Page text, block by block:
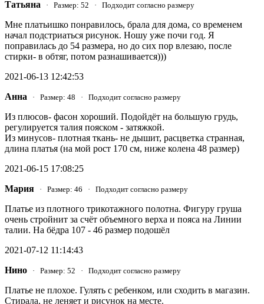
Татьяна · Размер: 52 · Подходит согласно размеру
Мне платьишко понравилось, брала для дома, со временем
начал подстриаться рисунок. Ношу уже почи год. Я
поправилась до 54 размера, но до сих пор влезаю, после
стирки- в обтяг, потом разнашивается)))
2021-06-13 12:42:53
Анна · Размер: 48 · Подходит согласно размеру
Из плюсов- фасон хороший. Подойдёт на большую грудь,
регулируется талия пояском - затяжкой.
Из минусов- плотная ткань- не дышит, расцветка странная,
длина платья (на мой рост 170 см, ниже колена 48 размер)
2021-06-15 17:08:25
Мария · Размер: 46 · Подходит согласно размеру
Платье из плотного трикотажного полотна. Фигуру груша
очень стройнит за счёт объемного верха и пояса на Линии
талии. На бёдра 107 - 46 размер подошёл
2021-07-12 11:14:43
Нино · Размер: 52 · Подходит согласно размеру
Платье не плохое. Гулять с ребенком, или сходить в магазин.
Стирала, не леняет и рисунок на месте.